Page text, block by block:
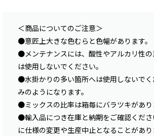
＜商品についてのご注意＞
●意匠上大きな色むらと色幅があります。
●メンテナンスには、酸性やアルカリ性
は使用しないでください。
●水掛かりの多い箇所へは使用しないで
みのようになります。
●ミックスの比率は箱毎にバラツキがあり
●輸入品につき在庫と納期をご確認くださ
に仕様の変更や生産中止となることがあり